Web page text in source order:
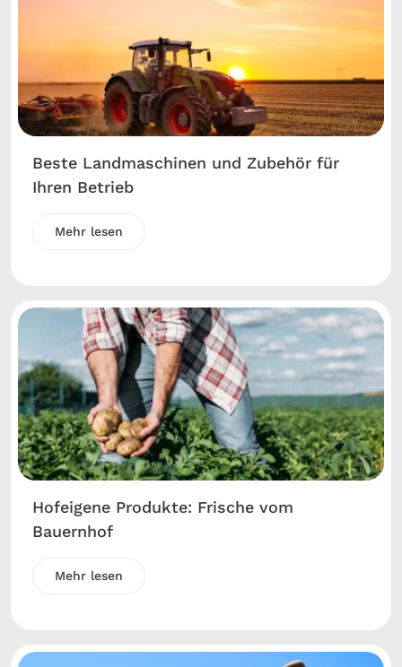
Beste Landmaschinen und Zubehör für
Ihren Betrieb
Mehr lesen
Hofeigene Produkte: Frische vom
Bauernhof
Mehr lesen